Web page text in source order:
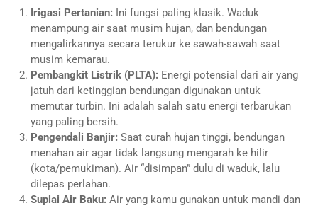
Irigasi Pertanian:Ini fungsi paling klasik. Waduk
menampung air saat musim hujan, dan bendungan
mengalirkannya secara terukur ke sawah-sawah saat
musim kemarau.
Pembangkit Listrik (PLTA):Energi potensial dari air yang
jatuh dari ketinggian bendungan digunakan untuk
memutar turbin. Ini adalah salah satu energi terbarukan
yang paling bersih.
Pengendali Banjir:Saat curah hujan tinggi, bendungan
menahan air agar tidak langsung mengarah ke hilir
(kota/pemukiman). Air “disimpan” dulu di waduk, lalu
dilepas perlahan.
Suplai Air Baku:Air yang kamu gunakan untuk mandi dan